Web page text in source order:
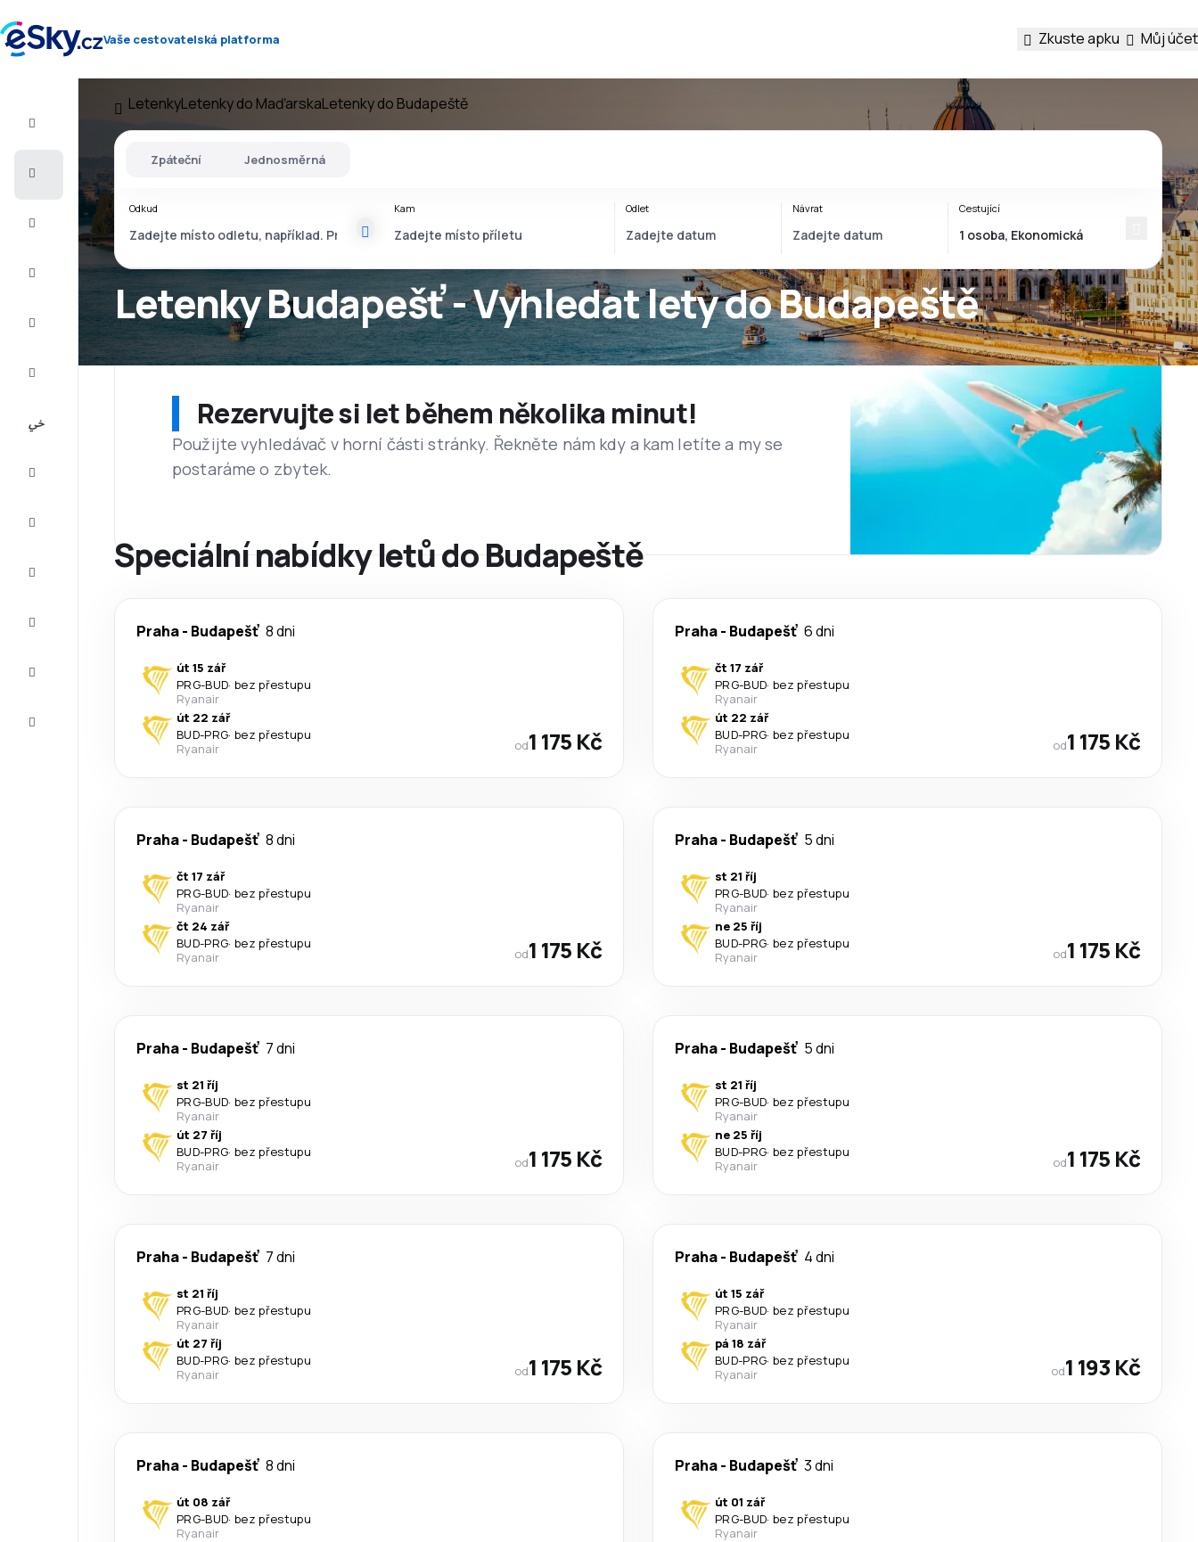
Vaše cestovatelská platforma Zkuste apku Můj účet
Dovolená
LetenkyLetenky do MaďarskaLetenky do Budapeště
Letenky Budapešť - Vyhledat lety do Budapeště
Zpáteční Jednosměrná
Odkud Kam Odlet Návrat Cestující
Rezervujte si let během několika minut!
Použijte vyhledávač v horní části stránky. Řekněte nám kdy a kam letíte a my se
postaráme o zbytek.
Speciální nabídky letů do Budapeště
Praha- Budapešť 8 dni
út 15 zář
PRG-BUD· bez přestupu
Ryanair
út 22 zář
BUD-PRG· bez přestupu
Ryanair
od1 175 Kč
Praha- Budapešť 6 dni
čt 17 zář
PRG-BUD· bez přestupu
Ryanair
út 22 zář
BUD-PRG· bez přestupu
Ryanair
od1 175 Kč
Praha- Budapešť 8 dni
čt 17 zář
PRG-BUD· bez přestupu
Ryanair
čt 24 zář
BUD-PRG· bez přestupu
Ryanair
od1 175 Kč
Praha- Budapešť 5 dni
st 21 říj
PRG-BUD· bez přestupu
Ryanair
ne 25 říj
BUD-PRG· bez přestupu
Ryanair
od1 175 Kč
Praha- Budapešť 7 dni
st 21 říj
PRG-BUD· bez přestupu
Ryanair
út 27 říj
BUD-PRG· bez přestupu
Ryanair
od1 175 Kč
Praha- Budapešť 5 dni
st 21 říj
PRG-BUD· bez přestupu
Ryanair
ne 25 říj
BUD-PRG· bez přestupu
Ryanair
od1 175 Kč
Praha- Budapešť 7 dni
st 21 říj
PRG-BUD· bez přestupu
Ryanair
út 27 říj
BUD-PRG· bez přestupu
Ryanair
od1 175 Kč
Praha- Budapešť 4 dni
út 15 zář
PRG-BUD· bez přestupu
Ryanair
pá 18 zář
BUD-PRG· bez přestupu
Ryanair
od1 193 Kč
Praha- Budapešť 8 dni
út 08 zář
PRG-BUD· bez přestupu
Ryanair
Praha- Budapešť 3 dni
út 01 zář
PRG-BUD· bez přestupu
Ryanair